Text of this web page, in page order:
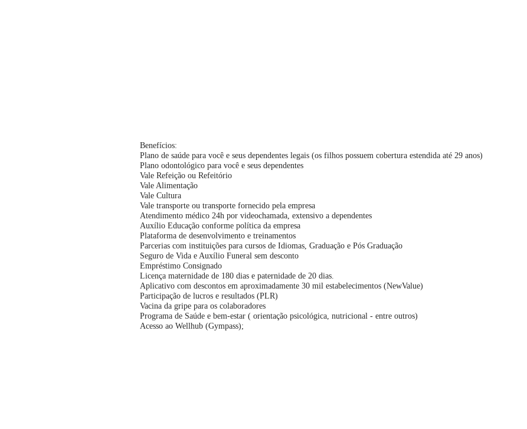
Benefícios:
Plano de saúde para você e seus dependentes legais (os filhos possuem cobertura estendida até 29 anos)
Plano odontológico para você e seus dependentes
Vale Refeição ou Refeitório
Vale Alimentação
Vale Cultura
Vale transporte ou transporte fornecido pela empresa
Atendimento médico 24h por videochamada, extensivo a dependentes
Auxílio Educação conforme política da empresa
Plataforma de desenvolvimento e treinamentos
Parcerias com instituições para cursos de Idiomas, Graduação e Pós Graduação
Seguro de Vida e Auxílio Funeral sem desconto
Empréstimo Consignado
Licença maternidade de 180 dias e paternidade de 20 dias.
Aplicativo com descontos em aproximadamente 30 mil estabelecimentos (NewValue)
Participação de lucros e resultados (PLR)
Vacina da gripe para os colaboradores
Programa de Saúde e bem-estar ( orientação psicológica, nutricional - entre outros)
Acesso ao Wellhub (Gympass);